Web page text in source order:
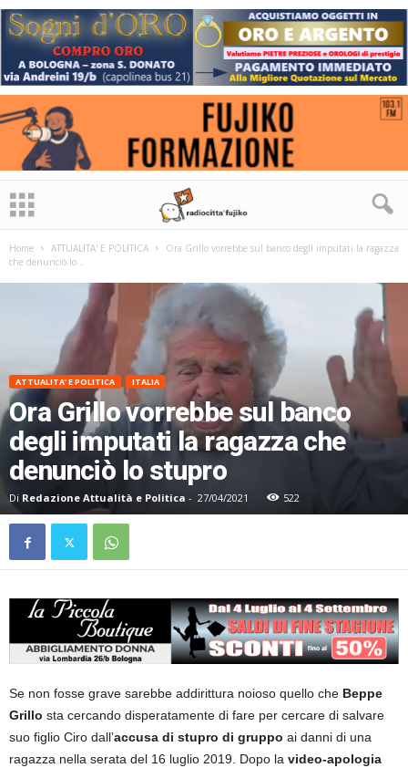
Home ATTUALITA' E POLITICA
Ora Grillo vorrebbe sul banco degli imputati la ragazza
che denunciò lo...
ATTUALITA' E POLITICA ITALIA
Ora Grillo vorrebbe sul banco
degli imputati la ragazza che
denunciò lo stupro
Di Redazione Attualità e Politica - 27/04/2021 522
Se non fosse grave sarebbe addirittura noioso quello che Beppe
Grillo sta cercando disperatamente di fare per cercare di salvare
suo figlio Ciro dall’accusa di stupro di gruppo ai danni di una
ragazza nella serata del 16 luglio 2019. Dopo la video-apologia